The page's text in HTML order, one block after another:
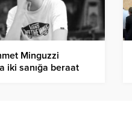
Minguzzi
iki sanığa beraat